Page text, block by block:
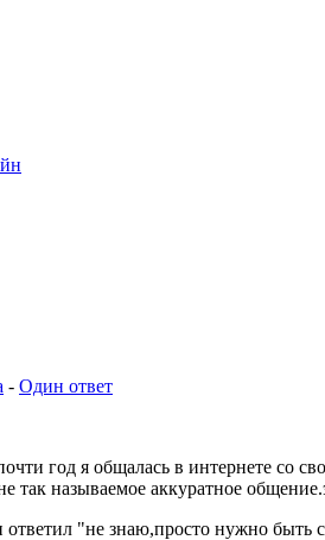
- Один ответ
год я общалась в интернете со
так называемое аккуратное
ответил "не знаю,просто нужно